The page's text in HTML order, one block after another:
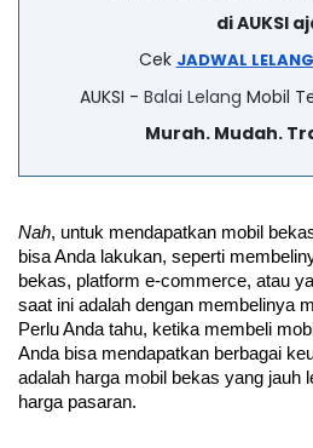
di AUKSI
Cek JADWAL LELANG
AUKSI - Balai Lelang Mobil
Murah. Mudah.
Nah, untuk mendapatkan mobil
bisa Anda lakukan, seperti
bekas, platform e-commerce, atau
saat ini adalah dengan membelinya
Perlu Anda tahu, ketika membeli
Anda bisa mendapatkan berbagai
adalah harga mobil bekas yang jauh
harga pasaran.